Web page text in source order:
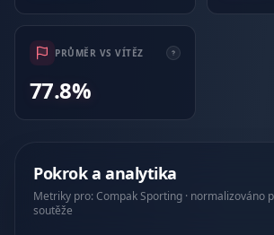
PRŮMĚR VS VÍTĚZ
77.8%
Pokrok a analytika
Metriky pro: Compak Sporting · normalizováno
soutěže